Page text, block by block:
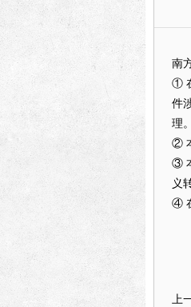
南
①
件
理
②
③
义
④
上